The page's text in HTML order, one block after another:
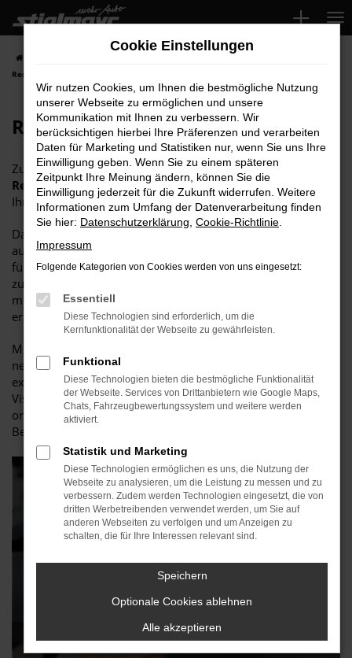
Zum
Hauptinhalt
springen
Restauration
Restauration
Zusätzlich zu klassischen Lackierungen bieten wir diverse
Restaurierungs- und Neugestaltungsmöglichkeiten
Ihr Fahrzeug an.
Dabei legen wir größten Wert auf eine detailgetreue und
authentische Restaurierung Ihres Klassikers. Das bedeutet
für uns,Originalteilezu beschaffen, historische Details
zu bewahren und die Geschichte eines
moderne Frische Ihres aktuellen Wagens durch eine
erstklassige Lackierung zu betonen.
Mit unseren innovativen
neues, frisches Äußeres für Ihr Auto – sei es nun dezent oder
extravagant. Wir hören Ihnen aktiv zu und versuchen, Ihre
Visionen und Wünsche zu verstehen. Nur so können wir eine
originalgetreue Restaurierung erschaffen, die Ihren
Bedürfnissen vollständig gerecht wird.
Cookie Einstellungen
Wir nutzen Cookies, um Ihnen die bestmögliche Nutzung
unserer Webseite zu ermöglichen und unsere
Kommunikation mit Ihnen zu verbessern. Wir
berücksichtigen hierbei Ihre Präferenzen und verarbeiten
Daten für Marketing und Statistiken nur, wenn Sie uns Ihre
Einwilligung geben. Wenn Sie zu einem späteren
Zeitpunkt Ihre Meinung ändern, können Sie die
Einwilligung jederzeit für die Zukunft widerrufen. Weitere
Informationen zum Umfang der Datenverarbeitung finden
Sie hier: Datenschutzerklärung Cookie-Richtlinie
Impressum
Folgende Kategorien von Cookies werden von uns eingesetzt:
Essentiell
Diese Technologien sind erforderlich, um die
Kernfunktionalität der Webseite zu gewährleisten.
Funktional
Diese Technologien bieten die bestmögliche Funktionalität
der Webseite. Services von Drittanbietern wie Google Maps,
Chats, Fahrzeugbewertungssystem und weitere werden
aktiviert.
Statistik und Marketing
Diese Technologien ermöglichen es uns, die Nutzung der
Webseite zu analysieren, um die Leistung zu messen und zu
verbessern. Zudem werden Technologien eingesetzt, die von
dritten Werbetreibenden verwendet werden, um Sie auf
anderen Webseiten zu verfolgen und um Anzeigen zu
schalten, die für Ihre Interessen relevant sind.
Speichern
Optionale Cookies ablehnen
Alle akzeptieren